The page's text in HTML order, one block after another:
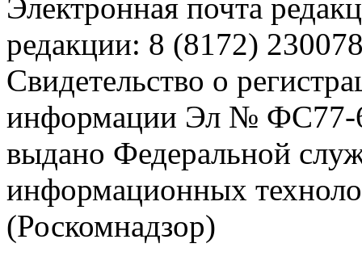
Электронная почта
редакции: 8 (8172)
Свидетельство о
информации Эл № ФС77-
выдано Федеральной
информационных
(Роскомнадзор)